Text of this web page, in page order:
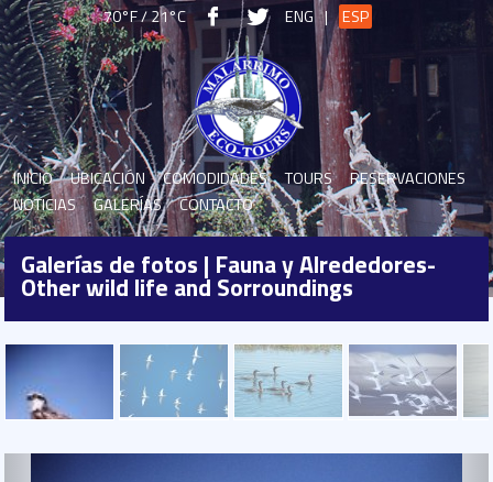
70°F / 21°C ENG | ESP
INICIO UBICACIÓN COMODIDADES TOURS
RESERVACIONES
NOTICIAS
GALERÍAS CONTACTO
Galerías de fotos | Fauna y Alrededores-
Other wild life and Sorroundings